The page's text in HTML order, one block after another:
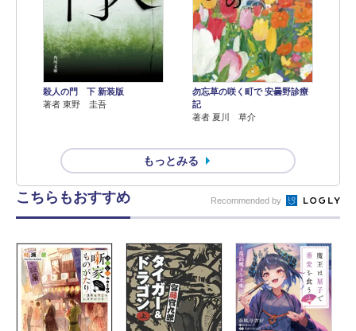
殺人の門 下 新装版
著者 東野 圭吾
勿忘草の咲く町で 安曇野診療
記
著者 夏川 草介
もっとみる
こちらもおすすめ Recommended by